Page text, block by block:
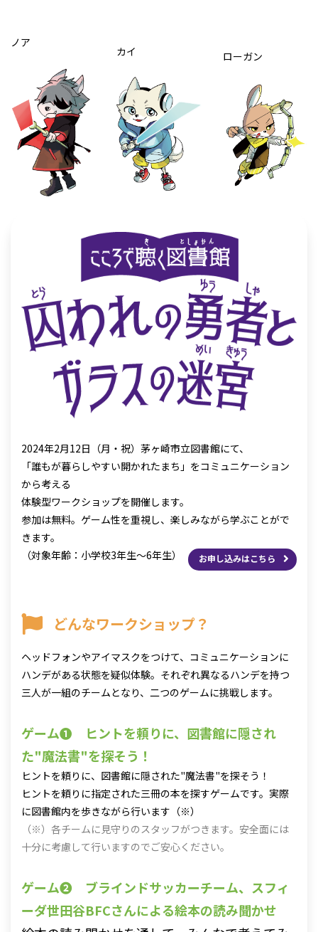
ノア
カイ ローガン
2024年2月12日（月・祝）茅ヶ崎市立図書館にて、
「誰もが暮らしやすい開かれたまち」をコミュニケーション
から考える
体験型ワークショップを開催します。
参加は無料。ゲーム性を重視し、楽しみながら学ぶことがで
きます。
（対象年齢：小学校3年生〜6年生）
お申し込みはこちら
どんなワークショップ？
ヘッドフォンやアイマスクをつけて、コミュニケーションに
ハンデがある状態を疑似体験。それぞれ異なるハンデを持つ
三人が一組のチームとなり、二つのゲームに挑戦します。
ゲーム❶ ヒントを頼りに、図書館に隠され
た"魔法書"を探そう！
ヒントを頼りに、図書館に隠された"魔法書"を探そう！
ヒントを頼りに指定された三冊の本を探すゲームです。実際
に図書館内を歩きながら行います（※）
（※）各チームに見守りのスタッフがつきます。安全面には
十分に考慮して行いますのでご安心ください。
ゲーム❷ ブラインドサッカーチーム、スフィ
ーダ世田谷BFCさんによる絵本の読み聞かせ